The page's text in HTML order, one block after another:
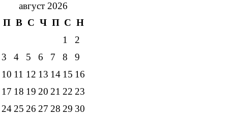
август 2026
П В С Ч П С Н
1
2
3
4 5 6 7 8
9
10 11 12 13 14 15 16
17 18 19 20 21 22 23
24 25 26 27 28 29 30